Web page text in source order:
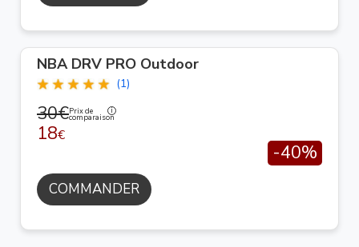
NBA DRV PRO Outdoor
(1)
30€Prix de
comparaison
18€
-40%
COMMANDER